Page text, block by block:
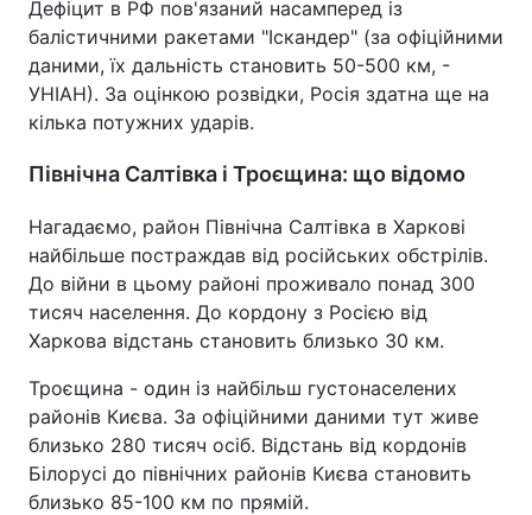
Дефіцит в РФ пов'язаний насамперед із
балістичними ракетами "Іскандер" (за офіційними
даними, їх дальність становить 50-500 км, -
УНІАН). За оцінкою розвідки, Росія здатна ще на
кілька потужних ударів.
Північна Салтівка і Троєщина: що відомо
Нагадаємо, район Північна Салтівка в Харкові
найбільше постраждав від російських обстрілів.
До війни в цьому районі проживало понад 300
тисяч населення. До кордону з Росією від
Харкова відстань становить близько 30 км.
Троєщина - один із найбільш густонаселених
районів Києва. За офіційними даними тут живе
близько 280 тисяч осіб. Відстань від кордонів
Білорусі до північних районів Києва становить
близько 85-100 км по прямій.